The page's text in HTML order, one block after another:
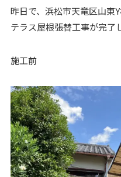
昨日で、浜松市天竜区山東
テラス屋根張替工事が完了
施工前